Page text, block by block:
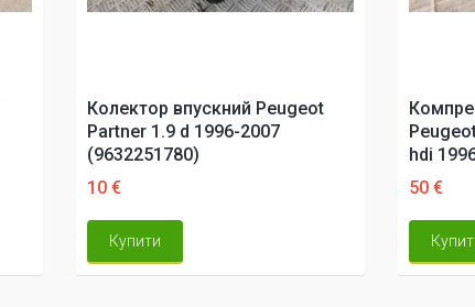
Колектор впускний Peugeot
Partner 1.9 d 1996-2007
(9632251780)
10 €
Купити
hdi
50 €